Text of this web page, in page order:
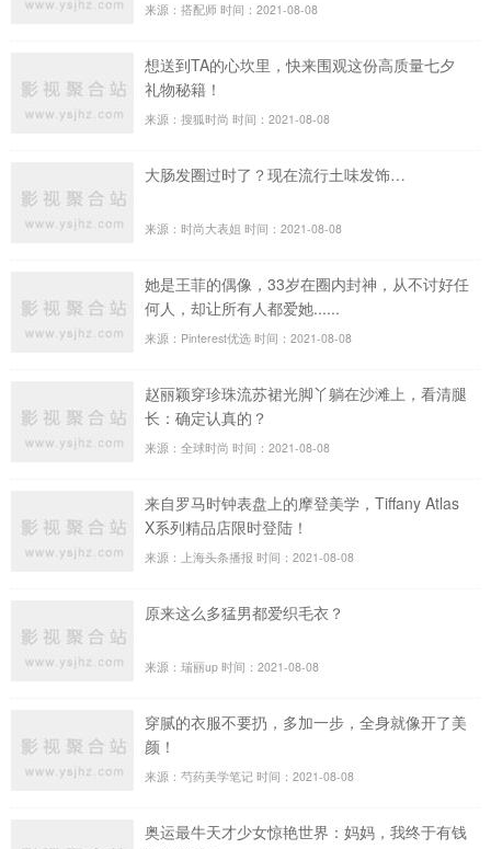
来源：搭配师 时间：2021-08-08
想送到TA的心坎里，快来围观这份高质量七夕
礼物秘籍！
来源：搜狐时尚 时间：2021-08-08
大肠发圈过时了？现在流行土味发饰…
来源：时尚大表姐 时间：2021-08-08
她是王菲的偶像，33岁在圈内封神，从不讨好任
何人，却让所有人都爱她......
来源：Pinterest优选 时间：2021-08-08
赵丽颖穿珍珠流苏裙光脚丫躺在沙滩上，看清腿
长：确定认真的？
来源：全球时尚 时间：2021-08-08
来自罗马时钟表盘上的摩登美学，Tiffany Atlas
X系列精品店限时登陆！
来源：上海头条播报 时间：2021-08-08
原来这么多猛男都爱织毛衣？
来源：瑞丽up 时间：2021-08-08
穿腻的衣服不要扔，多加一步，全身就像开了美
颜！
来源：芍药美学笔记 时间：2021-08-08
奥运最牛天才少女惊艳世界：妈妈，我终于有钱